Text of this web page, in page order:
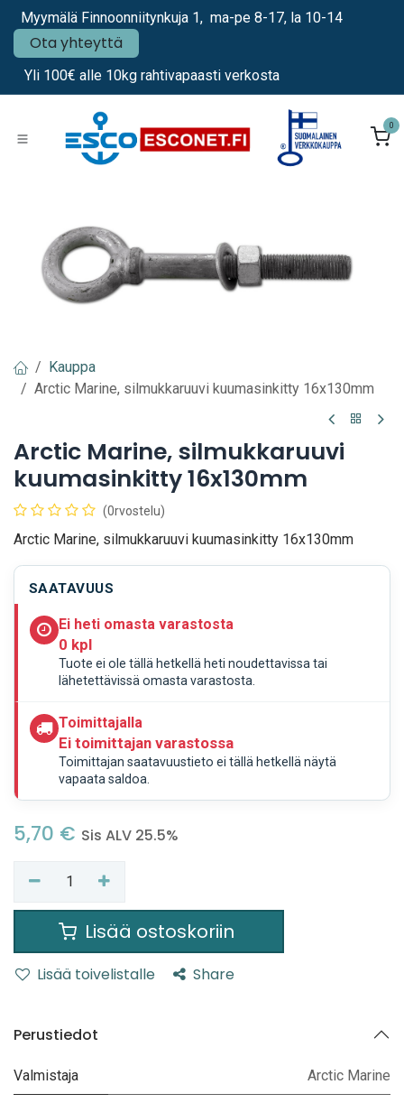
Siirry sisältöön
Myymälä Finnoonniitynkuja 1, ma-pe 8-17, la 10-14
Ota yhteyttä
Yli 100€ alle 10kg rahtivapaasti verkosta
0
Kauppa
Arctic Marine, silmukkaruuvi kuumasinkitty 16x130mm
Arctic Marine, silmukkaruuvi
kuumasinkitty 16x130mm
(0rvostelu)
Arctic Marine, silmukkaruuvi kuumasinkitty 16x130mm
SAATAVUUS
Ei heti omasta varastosta
0 kpl
Tuote ei ole tällä hetkellä heti noudettavissa tai
lähetettävissä omasta varastosta.
Toimittajalla
Ei toimittajan varastossa
Toimittajan saatavuustieto ei tällä hetkellä näytä
vapaata saldoa.
5,70 € Sis ALV 25.5%
Lisää ostoskoriin
Lisää toivelistalle Share
Perustiedot
Valmistaja Arctic Marine